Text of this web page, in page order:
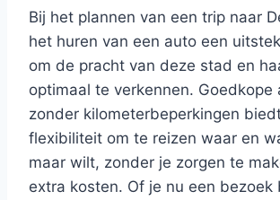
Bij het plannen van een trip naar
het huren van een auto een
om de pracht van deze stad en
optimaal te verkennen. Goedkope
zonder kilometerbeperkingen
flexibiliteit om te reizen waar en
maar wilt, zonder je zorgen te
extra kosten. Of je nu een bezoek